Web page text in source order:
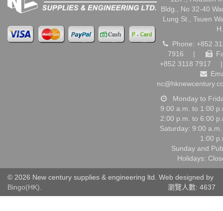
Bldg., No 32-40
Lung St., Tsuen
Phone: +852
7916
|
+852 3118 7917
|
Monday to
9:00 a.m. to 1:00
2:00 p.m. to 6:00
Saturday: 9:00
1:00
Sunday and
Holidays:
© 2026 New century supplies & engineering ltd. Web designed by
Bingo(HK). 瀏覽人數: 4637